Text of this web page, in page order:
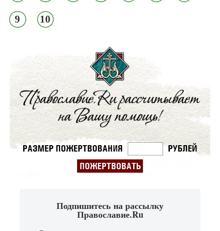
9 10
Подпишитесь на рассылку
Православие.Ru